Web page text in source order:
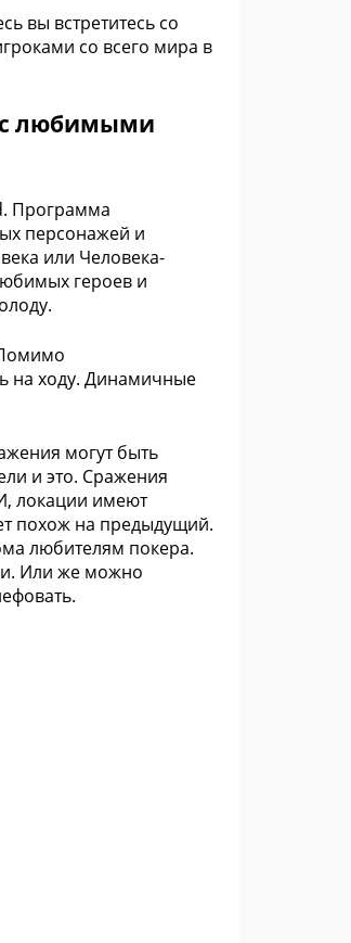
вы встретитесь со
со всего мира в
с любимыми
Программа
персонажей и
или Человека-
героев и
на ходу. Динамичные
могут быть
и это. Сражения
локации имеют
похож на предыдущий.
любителям покера.
Или же можно